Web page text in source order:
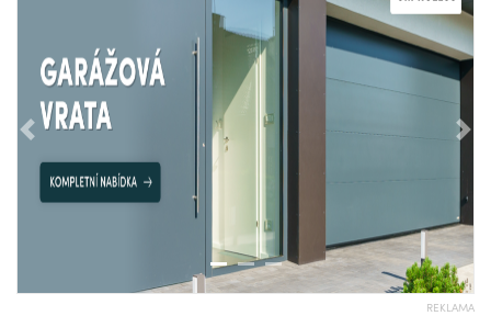
Předchozí
REKLAMA